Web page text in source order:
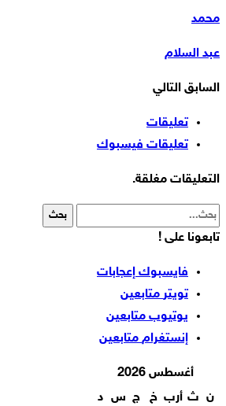
محمد
عبد السلام
السابق التالي
تعليقات
تعليقات فيسبوك
التعليقات مغلقة.
تابعونا على !
فايسبوك إعجابات
تويتر متابعين
يوتيوب متابعين
إنستغرام متابعين
أغسطس 2026
ن ث أرب خ ج س د